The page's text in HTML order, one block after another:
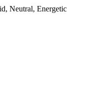
Neutral, Energetic